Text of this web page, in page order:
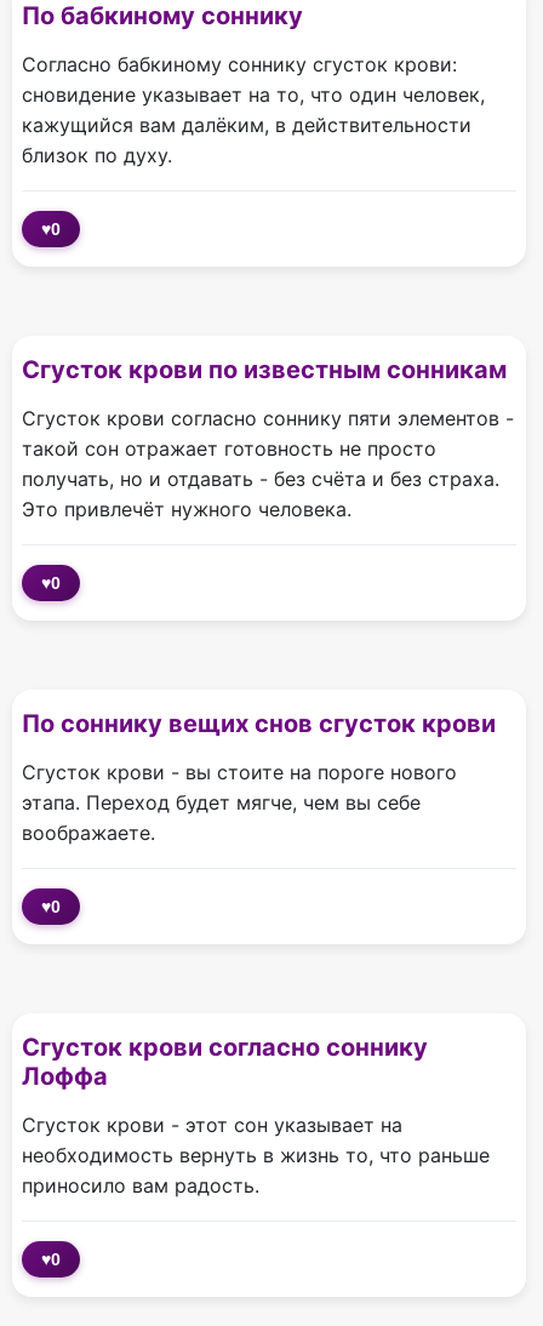
По бабкиному соннику
Согласно бабкиному соннику сгусток крови:
сновидение указывает на то, что один человек,
кажущийся вам далёким, в действительности
близок по духу.
♥0
Сгусток крови по известным сонникам
Сгусток крови согласно соннику пяти элементов -
такой сон отражает готовность не просто
получать, но и отдавать - без счёта и без страха.
Это привлечёт нужного человека.
♥0
По соннику вещих снов сгусток крови
Сгусток крови - вы стоите на пороге нового
этапа. Переход будет мягче, чем вы себе
воображаете.
♥0
Сгусток крови согласно соннику
Лоффа
Сгусток крови - этот сон указывает на
необходимость вернуть в жизнь то, что раньше
приносило вам радость.
♥0